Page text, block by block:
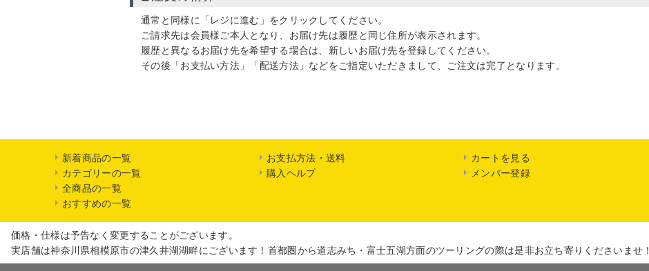
通常と同様に「レジに進む」をクリックしてください。
ご請求先は会員様ご本人となり、お届け先は履歴と同じ住所が表示されます。
履歴と異なるお届け先を希望する場合は、新しいお届け先を登録してください。
その後「お支払い方法」「配送方法」などをご指定いただきまして、ご注文は完了となります。
新着商品の一覧
カテゴリーの一覧
全商品の一覧
おすすめの一覧
お支払方法・送料
購入ヘルプ
カートを見る
メンバー登録
価格・仕様は予告なく変更することがございます。
実店舗は神奈川県相模原市の津久井湖湖畔にございます！首都圏から道志みち・富士五湖方面のツーリングの際は是非お立ち寄りくださいませ！